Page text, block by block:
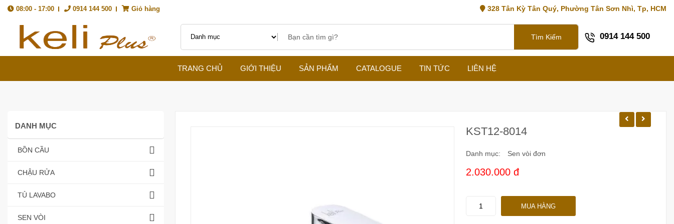
08:00 - 17:00 0914 144 500 Giỏ hàng 328 Tân Kỳ Tân Quý, Phường Tân Sơn Nhì, Tp, HCM
Tìm Kiếm 0914 144 500
TRANG CHỦ GIỚI THIỆU SẢN PHẨM CATALOGUE TIN TỨC LIÊN HỆ
DANH MỤC
BỒN CẦU
CHẬU RỬA
TỦ LAVABO
SEN VÒI
KST12-8014
Danh mục: Sen vòi đơn
2.030.000 đ
MUA HÀNG